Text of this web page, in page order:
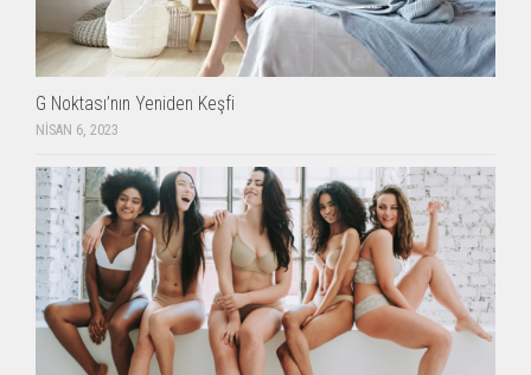
G Noktası’nın Yeniden Keşfi
NISAN 6, 2023